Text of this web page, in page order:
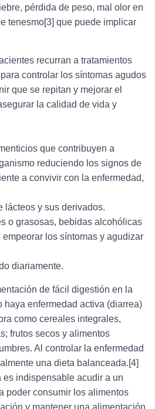
pérdida de peso, mal olor en
tenesmo[3] que puede implicar
recurran a tratamientos
controlar los síntomas agudos
que se repitan y mejorar el
la calidad de vida y
que contribuyen a
reduciendo los signos de
a convivir con la enfermedad,
lácteos y sus derivados.
o grasosas, bebidas alcohólicas
los síntomas y agudizar
diariamente.
de fácil digestión en la
haya enfermedad activa (diarrea)
como cereales integrales,
frutos secos y alimentos
Al controlar la enfermedad
una dieta balanceada.[4]
es indispensable acudir a un
poder consumir los alimentos
y mantener una alimentación